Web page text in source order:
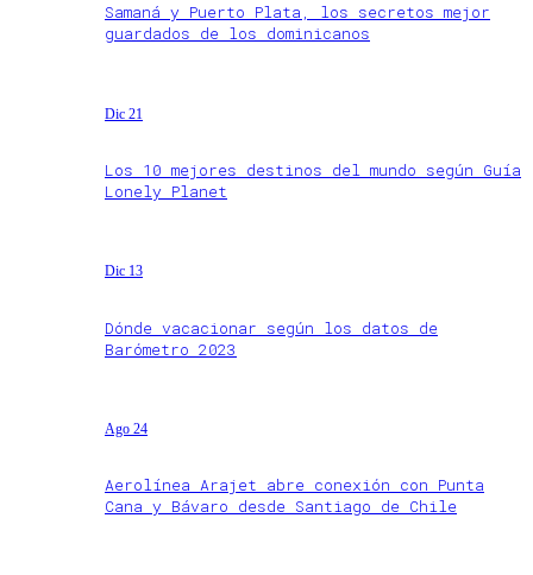
Samaná y Puerto Plata, los secretos mejor
guardados de los dominicanos
Dic 21
Los 10 mejores destinos del mundo según Guía
Lonely Planet
Dic 13
Dónde vacacionar según los datos de
Barómetro 2023
Ago 24
Aerolínea Arajet abre conexión con Punta
Cana y Bávaro desde Santiago de Chile